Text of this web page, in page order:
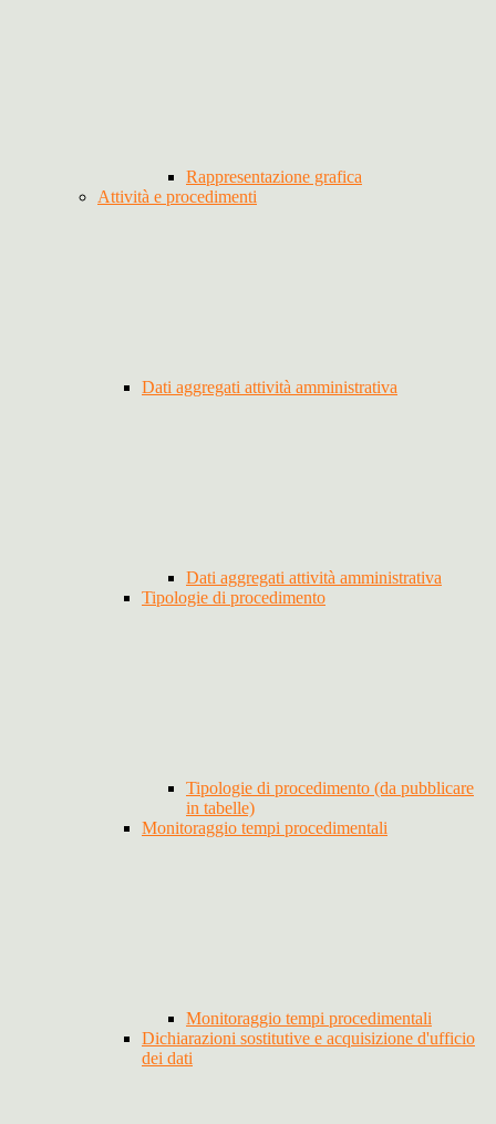
Rappresentazione grafica
Attività e procedimenti
Dati aggregati attività amministrativa
Dati aggregati attività amministrativa
Tipologie di procedimento
Tipologie di procedimento (da pubblicare
in tabelle)
Monitoraggio tempi procedimentali
Monitoraggio tempi procedimentali
Dichiarazioni sostitutive e acquisizione d'ufficio
dei dati